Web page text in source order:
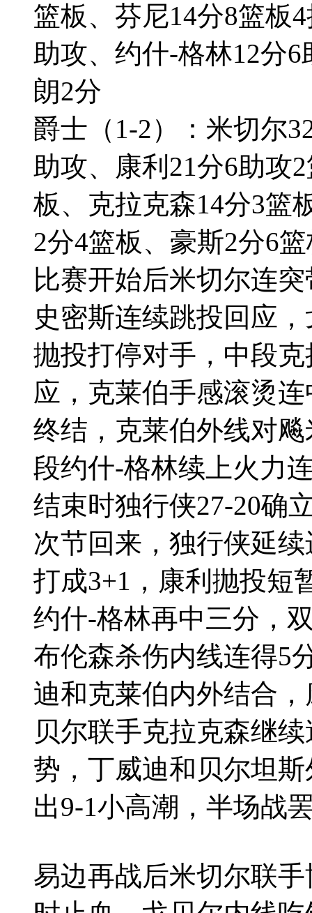
篮板、芬尼14分8篮板
助攻、约什-格林12分
朗2分
爵士（1-2）：米切尔
助攻、康利21分6助攻
板、克拉克森14分3篮
2分4篮板、豪斯2分6
比赛开始后米切尔连
史密斯连续跳投回应
抛投打停对手，中段
应，克莱伯手感滚烫
终结，克莱伯外线对
段约什-格林续上火力
结束时独行侠27-20确
次节回来，独行侠延
打成3+1，康利抛投短
约什-格林再中三分，
布伦森杀伤内线连得5
迪和克莱伯内外结合
贝尔联手克拉克森继
势，丁威迪和贝尔坦
出9-1小高潮，半场战
易边再战后米切尔联